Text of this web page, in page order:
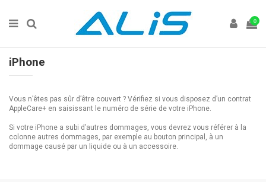
0
iPhone
Vous n’êtes pas sûr d’être couvert ? Vérifiez si vous disposez d’un contrat
AppleCare+ en saisissant le numéro de série de votre iPhone.
Si votre iPhone a subi d’autres dommages, vous devrez vous référer à la
colonne autres dommages, par exemple au bouton principal, à un
dommage causé par un liquide ou à un accessoire.